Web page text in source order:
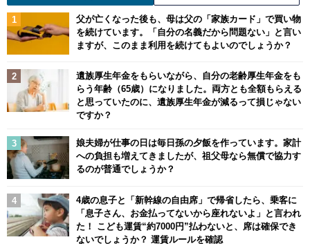
父が亡くなった後も、母は父の「家族カード」で買い物
を続けています。「自分の名義だから問題ない」と言い
ますが、このまま利用を続けてもよいのでしょうか？
遺族厚生年金をもらいながら、自分の老齢厚生年金をも
らう年齢（65歳）になりました。両方とも全額もらえる
と思っていたのに、遺族厚生年金が減るって損じゃない
ですか？
娘夫婦が仕事の日は毎日孫の夕飯を作っています。家計
への負担も増えてきましたが、祖父母なら無償で協力す
るのが普通でしょうか？
4歳の息子と「新幹線の自由席」で帰省したら、乗客に
「息子さん、お金払ってないから座れないよ」と言われ
た！ こども運賃“約7000円”払わないと、席は確保でき
ないでしょうか？ 運賃ルールを確認